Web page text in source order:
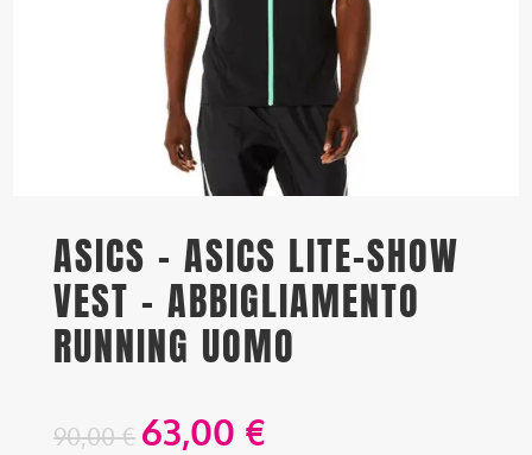
ASICS – ASICS LITE-SHOW
VEST – ABBIGLIAMENTO
RUNNING UOMO
90,00€ 63,00 €